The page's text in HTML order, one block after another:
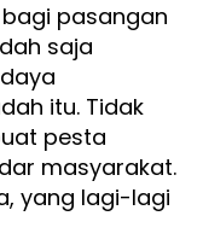
pasangan
saja
itu. Tidak
pesta
masyarakat.
yang lagi-lagi